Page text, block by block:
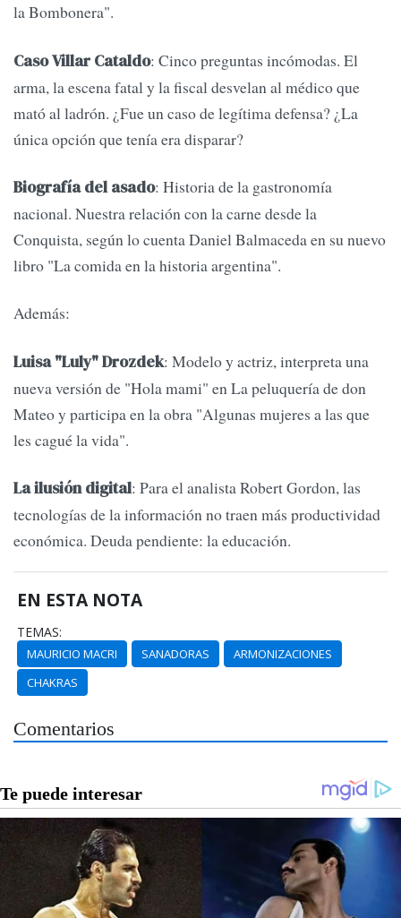
la Bombonera".
Caso Villar Cataldo: Cinco preguntas incómodas. El
arma, la escena fatal y la fiscal desvelan al médico que
mató al ladrón. ¿Fue un caso de legítima defensa? ¿La
única opción que tenía era disparar?
Biografía del asado: Historia de la gastronomía
nacional. Nuestra relación con la carne desde la
Conquista, según lo cuenta Daniel Balmaceda en su nuevo
libro "La comida en la historia argentina".
Además:
Luisa "Luly" Drozdek: Modelo y actriz, interpreta una
nueva versión de "Hola mami" en La peluquería de don
Mateo y participa en la obra "Algunas mujeres a las que
les cagué la vida".
La ilusión digital: Para el analista Robert Gordon, las
tecnologías de la información no traen más productividad
económica. Deuda pendiente: la educación.
EN ESTA NOTA
TEMAS:
MAURICIO MACRI SANADORAS
ARMONIZACIONES
CHAKRAS
Comentarios